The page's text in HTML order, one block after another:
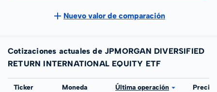
Nuevo valor de comparación
Cotizaciones actuales de JPMORGAN DIVERSIFIED
RETURN INTERNATIONAL EQUITY ETF
Bolsa
Ticker Moneda Última operación Precio